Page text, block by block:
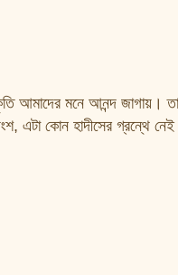
আমাদের মনে আনন্দ জাগায়।
এটা কোন হাদীসের গ্রন্থে